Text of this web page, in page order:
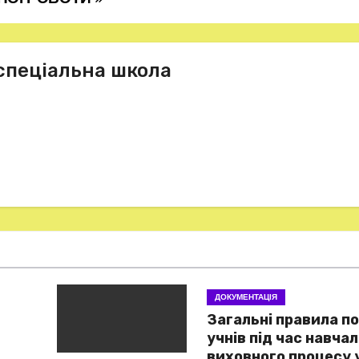
школа
ДОКУМЕНТАЦІЯ
Загальні правила
учнів під час